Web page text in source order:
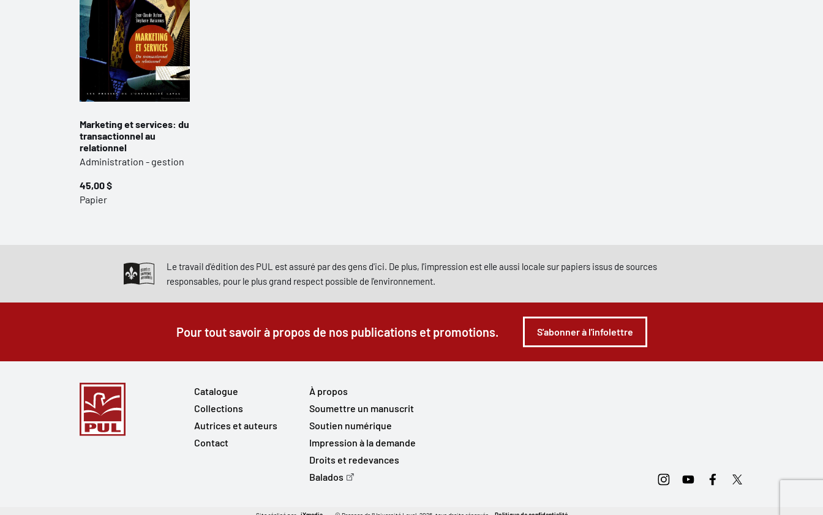
Marketing et services: du
transactionnel au
relationnel
Administration - gestion
45,00 $
Papier
Le travail d'édition des PUL est assuré par des gens d'ici. De plus, l'impression est elle aussi locale sur papiers issus de sources
responsables, pour le plus grand respect possible de l'environnement.
Pour tout savoir à propos de nos publications et promotions. S'abonner à l'infolettre
Catalogue
Collections
Autrices et auteurs
Contact
À propos
Soumettre un manuscrit
Soutien numérique
Impression à la demande
Droits et redevances
Balados
InstagramYoutubeFacebookTwitter